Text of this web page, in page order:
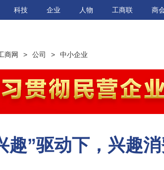
科技 企业 人物 工商联 商
商网 > 公司 > 中小企业
趣”驱动下，兴趣